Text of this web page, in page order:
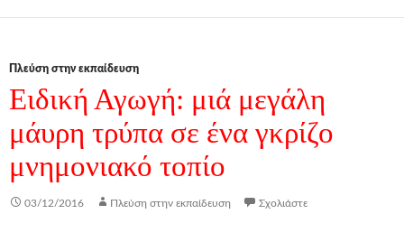
Πλεύση στην εκπαίδευση
Ειδική Αγωγή: μιά μεγάλη
μάυρη τρύπα σε ένα γκρίζο
μνημονιακό τοπίο
03/12/2016 Πλεύση στην εκπαίδευση Σχολιάστε